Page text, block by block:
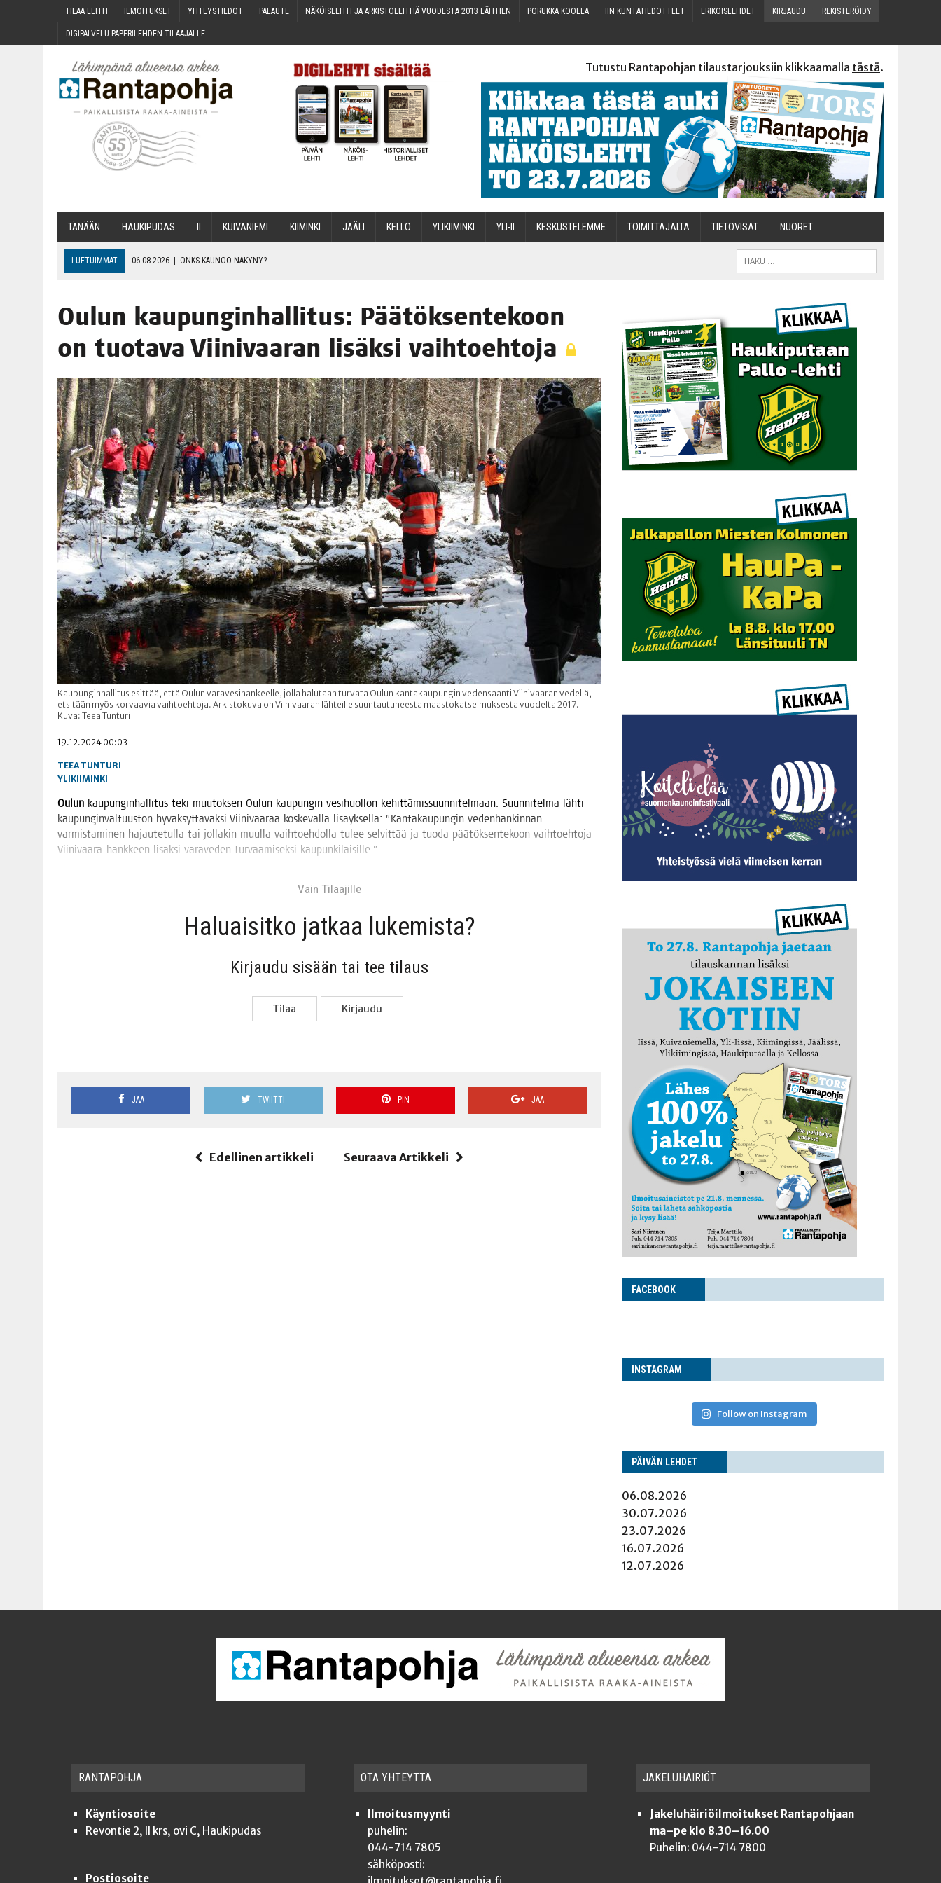
TILAA LEH­TI ILMOI­TUK­SET YHTEYS­TIE­DOT PALAU­TE NÄKÖIS­LEH­TI JA ARKIS­TO­LEH­TIÄ VUO­DES­TA 2013 LÄHTIEN PORUK­KA KOOLLA IIN KUN­TA­TIE­DOT­TEET ERI­KOIS­LEH­DET KIR­JAU­DU REKIS­TE­RÖI­DY
DIGI­PAL­VE­LU PAPE­RI­LEH­DEN TILAAJALLE
Tutustu Rantapohjan tilaustarjouksiin klikkaamalla tästä.
TÄNÄÄN HAU­KI­PU­DAS KUI­VA­NIE­MI KII­MIN­KI JÄÄ­LI KEL­LO YLI­KII­MIN­KI YLI-II KES­KUS­TE­LEM­ME TOI­MIT­TA­JAL­TA TIETOVISAT NUO­RET
LUETUIMMAT 06.08.2026 | ONKS KAU­NOO NÄKYNY?
06.08.2026 OPIN­TOI­HIN KAN­SA­LAIS­OPIS­TOS­SA VOI SAA­DA AVUSTUSTA
TOI­VEI­DEN KOTI IISTÄ!
06.08.2026 | KII­MIN­KI­PÄI­VÄT JÄR­JES­TE­TÄÄN PERIN­TEI­TÄ KUNNIOITTAEN
Oulun kau­pun­gin­hal­li­tus: Pää­tök­sen­te­koon
on tuo­ta­va Vii­ni­vaa­ran lisäk­si vaihtoehtoja
Kaupunginhallitus esittää, että Oulun varavesihankeelle, jolla halutaan turvata Oulun kantakaupungin vedensaanti Viinivaaran vedellä,
etsitään myös korvaavia vaihtoehtoja. Arkistokuva on Viinivaaran lähteille suuntautuneesta maastokatselmuksesta vuodelta 2017.
Kuva: Teea Tunturi
19.12.2024 00:03
TEEA TUNTURI
YLIKIIMINKI
Oulun kau­pun­gin­hal­li­tus teki muu­tok­sen Oulun kau­pun­gin vesi­huol­lon kehit­tä­mis­suun­ni­tel­maan. Suun­ni­tel­ma läh­ti
kau­pun­gin­val­tuus­ton hyväk­syt­tä­väk­si Vii­ni­vaa­raa kos­ke­val­la lisäyk­sel­lä: ”Kan­ta­kau­pun­gin veden­han­kin­nan
var­mis­ta­mi­nen hajau­te­tul­la tai jol­la­kin muul­la vaih­toeh­dol­la tulee sel­vit­tää ja tuo­da pää­tök­sen­te­koon vaih­toeh­to­ja
Vii­ni­vaa­ra-hank­keen lisäk­si vara­ve­den tur­vaa­mi­sek­si kaupunkilaisille.”
Vain Tilaa­jil­le
Haluai­sit­ko jat­kaa lukemista?
Kir­jau­du sisään tai tee tilaus
Tilaa Kir­jau­du
JAA TWIITTI PIN JAA
Edellinen artikkeli Seuraava Artikkeli
FACE­BOOK
INS­TA­GRAM
Follow on Instagram
PÄI­VÄN LEHDET
06.08.2026
30.07.2026
23.07.2026
16.07.2026
12.07.2026
RAN­TA­POH­JA
Käyntiosoite
Revontie 2, II krs, ovi C, Haukipudas
Postiosoite
OTA YHTEYT­TÄ
Ilmoitusmyynti
puhelin:
044-714 7805
sähköposti:
JAKE­LU­HÄI­RIÖT
Jakeluhäiriöilmoitukset Rantapohjaan
ma–pe klo 8.30–16.00
Puhelin: 044-714 7800